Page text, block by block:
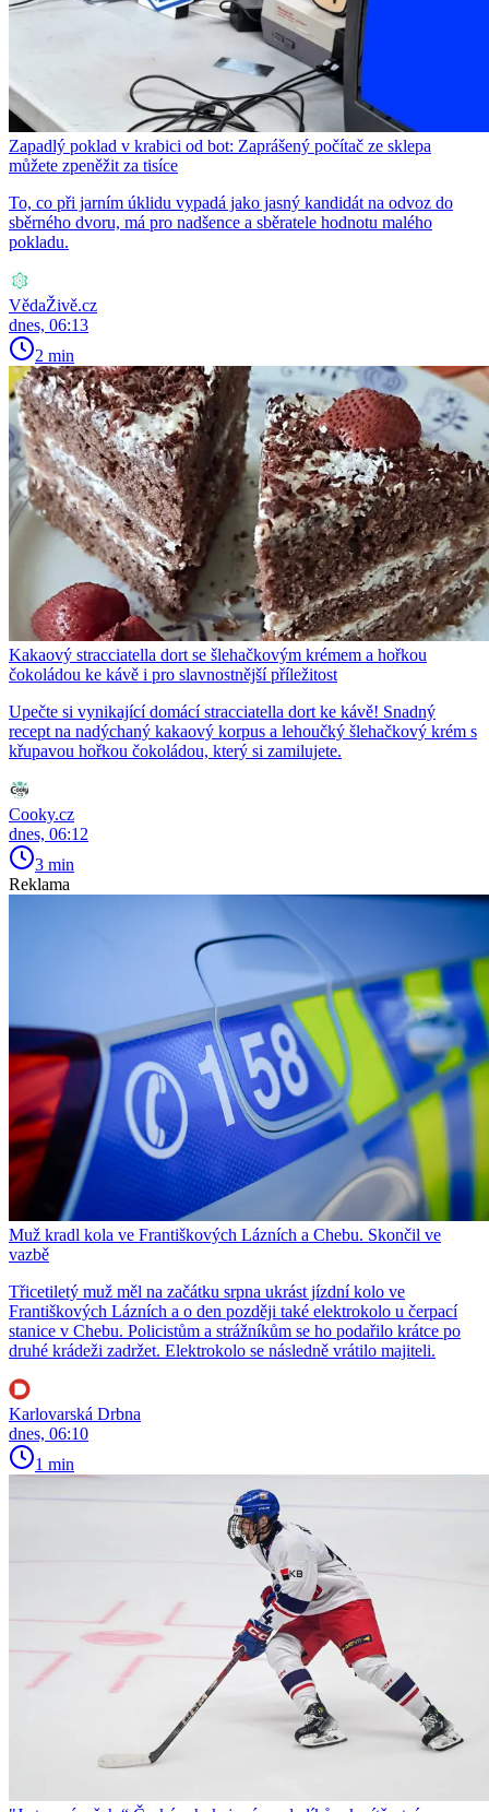
Zapadlý poklad v krabici od bot: Zaprášený počítač ze sklepa
můžete zpeněžit za tisíce
To, co při jarním úklidu vypadá jako jasný kandidát na odvoz do
sběrného dvoru, má pro nadšence a sběratele hodnotu malého
pokladu.
VědaŽivě.cz
dnes, 06:13
2 min
Kakaový stracciatella dort se šlehačkovým krémem a hořkou
čokoládou ke kávě i pro slavnostnější příležitost
Upečte si vynikající domácí stracciatella dort ke kávě! Snadný
recept na nadýchaný kakaový korpus a lehoučký šlehačkový krém s
křupavou hořkou čokoládou, který si zamilujete.
Cooky.cz
dnes, 06:12
3 min
Reklama
Muž kradl kola ve Františkových Lázních a Chebu. Skončil ve
vazbě
Třicetiletý muž měl na začátku srpna ukrást jízdní kolo ve
Františkových Lázních a o den později také elektrokolo u čerpací
stanice v Chebu. Policistům a strážníkům se ho podařilo krátce po
druhé krádeži zadržet. Elektrokolo se následně vrátilo majiteli.
Karlovarská Drbna
dnes, 06:10
1 min